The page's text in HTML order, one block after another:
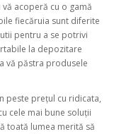
acoperă cu o gamă
fiecăruia sunt diferite
pentru a se potrivi
la depozitare
vă păstra produsele
peste prețul cu ridicata,
cele mai bune soluții
toată lumea merită să